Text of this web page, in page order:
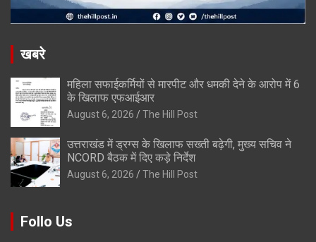
खबरे
महिला सफाईकर्मियों से मारपीट और धमकी देने के आरोप में 6
के खिलाफ एफआईआर
August 6, 2026 The Hill Post
उत्तराखंड में ड्रग्स के खिलाफ सख्ती बढ़ेगी, मुख्य सचिव ने
NCORD बैठक में दिए कड़े निर्देश
August 6, 2026 The Hill Post
Follo Us